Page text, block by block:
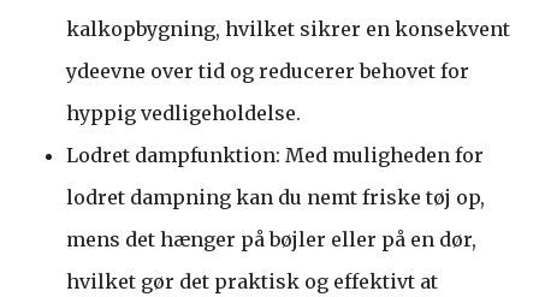
kalkopbygning, hvilket sikrer en konsekvent
ydeevne over tid og reducerer behovet for
hyppig vedligeholdelse.
Lodret dampfunktion: Med muligheden for
lodret dampning kan du nemt friske tøj op,
mens det hænger på bøjler eller på en dør,
hvilket gør det praktisk og effektivt at